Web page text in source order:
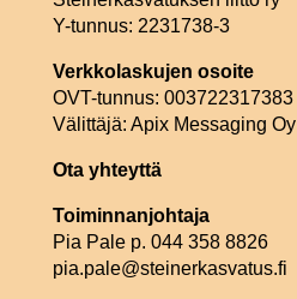
Y-tunnus: 2231738-3
Verkkolaskujen osoite
OVT-tunnus: 003722317383
Välittäjä: Apix Messaging Oy
Ota yhteyttä
Toiminnanjohtaja
Pia Pale p. 044 358 8826
pia.pale@steinerkasvatus.fi